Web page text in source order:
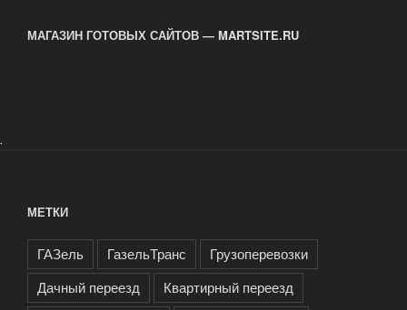
МАГАЗИН ГОТОВЫХ САЙТОВ — MARTSITE.RU
.
МЕТКИ
ГАЗель ГазельТранс
Грузоперевозки
Дачный переезд
Квартирный переезд